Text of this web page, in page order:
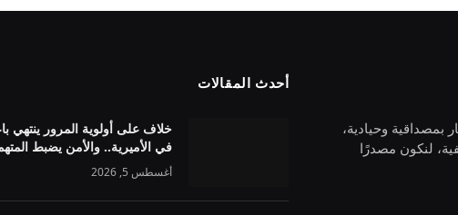
وحيادية،
لنكون مصدرًا
أحدث المقالات
خلاف على أولوية المرور ينتهي
في الأميرية.. والأمن يضبط
أغسطس 5, 2026